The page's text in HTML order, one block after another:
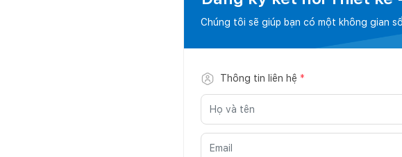
Chúng tôi sẽ giúp bạn có một không gian
Thông tin liên hệ *